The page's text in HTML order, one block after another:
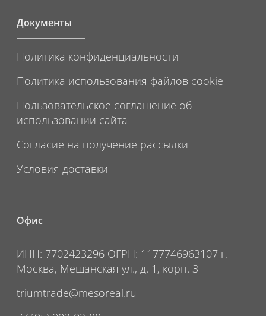
Документы
Политика конфиденциальности
Политика использования файлов cookie
Пользовательское соглашение об
использовании сайта
Согласие на получение рассылки
Условия доставки
Офис
ИНН: 7702423296 ОГРН: 1177746963107 г.
Москва, Мещанская ул., д. 1, корп. 3
triumtrade@mesoreal.ru